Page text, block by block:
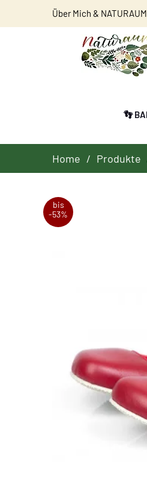
Über Mich & NATURAUM
👣
Home Produkte
bis
-53%